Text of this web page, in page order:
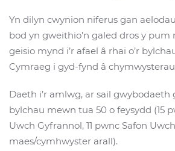
Yn dilyn cwynion niferus gan
bod yn gweithio’n galed dros y pum
geisio mynd i’r afael â rhai o’r
Cymraeg i gyd-fynd â
Daeth i’r amlwg, ar sail gwybodaeth
bylchau mewn tua 50 o feysydd (15
Uwch Gyfrannol, 11 pwnc Safon
maes/cymhwyster arall).